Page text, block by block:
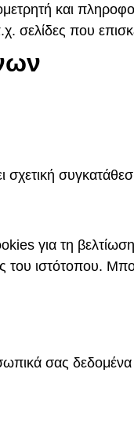
και
σελίδες που
σχετική
για τη
ιστότοπου.
σας δεδομένα